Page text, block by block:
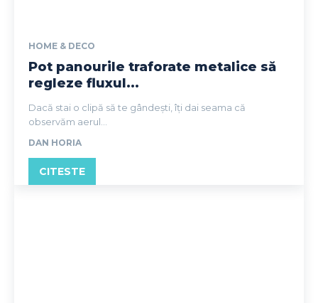
HOME & DECO
Pot panourile traforate metalice să
regleze fluxul...
Dacă stai o clipă să te gândești, îți dai seama că
observăm aerul...
DAN HORIA
CITESTE